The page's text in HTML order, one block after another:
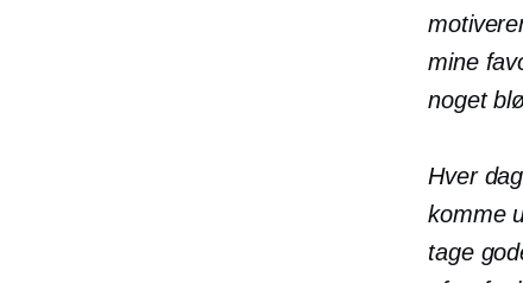
mine
noget
Hver
komme
tage